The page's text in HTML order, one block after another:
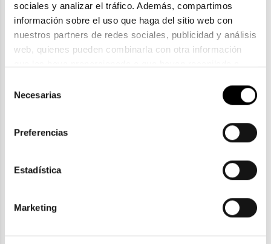
sociales y analizar el tráfico. Además, compartimos
información sobre el uso que haga del sitio web con
nuestros partners de redes sociales, publicidad y análisis
web, quienes pueden combinarla con otra información
la política de privacidad en el siguiente
. Consulta
Necesarias
Preferencias
Estadística
Marketing
Polaroid
POLAROID PLD 7055S
2 colores
CLICK & COLLECT